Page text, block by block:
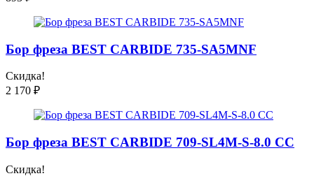
Бор фреза BEST CARBIDE 735-SA5MNF
Скидка!
2 170 ₽
Бор фреза BEST CARBIDE 709-SL4M-S-8.0 CC
Скидка!